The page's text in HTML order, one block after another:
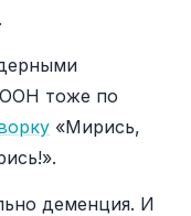
ООН тоже по
«Мирись,
деменция. И